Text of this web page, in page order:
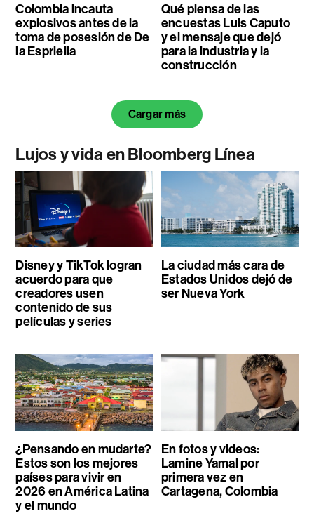
Colombia incauta
explosivos antes de la
toma de posesión de De
la Espriella
Qué piensa de las
encuestas Luis Caputo
y el mensaje que dejó
para la industria y la
construcción
Cargar más
Lujos y vida en Bloomberg Línea
Disney y TikTok logran
acuerdo para que
creadores usen
contenido de sus
películas y series
La ciudad más cara de
Estados Unidos dejó de
ser Nueva York
¿Pensando en mudarte?
Estos son los mejores
países para vivir en
2026 en América Latina
y el mundo
En fotos y videos:
Lamine Yamal por
primera vez en
Cartagena, Colombia